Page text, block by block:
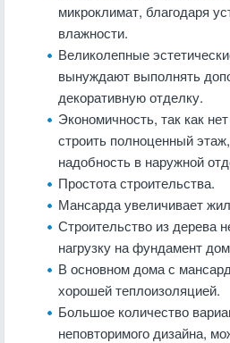
микроклимат, благодаря
влажности.
Великолепные
вынуждают выполнять
декоративную отделку.
Экономичность, так как
строить полноценный
надобность в наружной
Простота строительства.
Мансарда увеличивает
Строительство из дерева
нагрузку на фундамент
В основном дома с
хорошей теплоизоляцией.
Большое количество
неповторимого дизайна,